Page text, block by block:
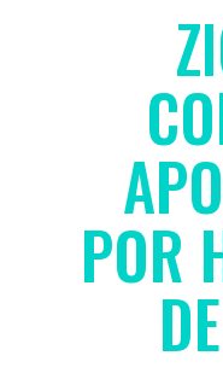
POR